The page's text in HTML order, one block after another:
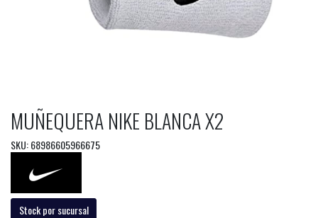
MUÑEQUERA NIKE BLANCA X2
SKU: 68986605966675
Stock por sucursal